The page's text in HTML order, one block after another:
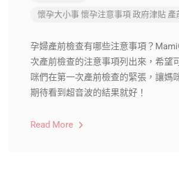
懷孕大小事懷孕注意事項政府津貼 產
孕婦產前檢查有哪些注意事項？
次產前檢查的注意事項列出來，希望
咪們在第一次產前檢查的緊張，讓媽
期待看到超音波的結果就好！
Read More